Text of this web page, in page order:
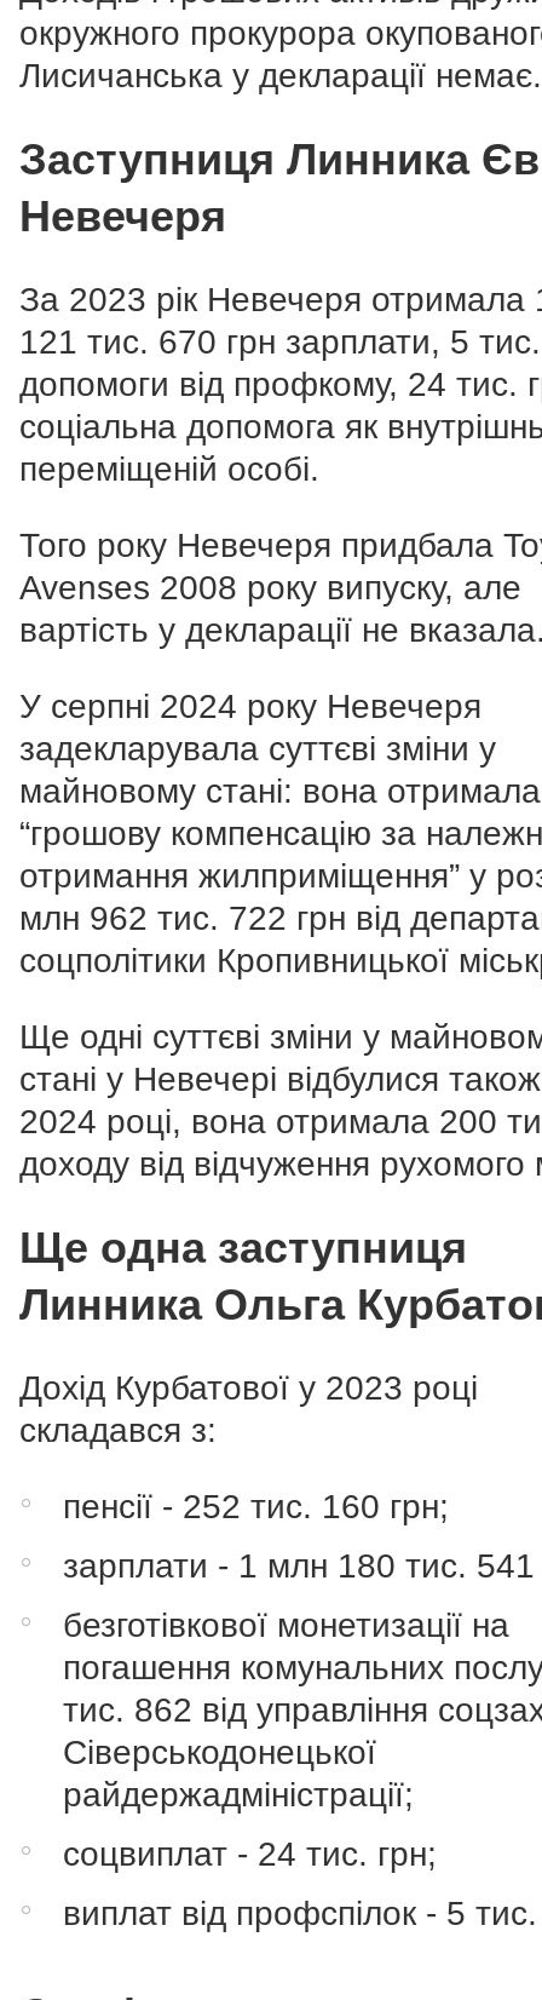
окружного прокурора
Лисичанська у декларації немає.
Заступниця Линника
Невечеря
За 2023 рік Невечеря отримала
121 тис. 670 грн зарплати, 5
допомоги від профкому, 24 тис.
соціальна допомога як
переміщеній особі.
Того року Невечеря придбала
Avenses 2008 року випуску, але
вартість у декларації не
У серпні 2024 року Невечеря
задекларувала суттєві зміни у
майновому стані: вона отримала
“грошову компенсацію за
отримання жилприміщення” у
млн 962 тис. 722 грн від
соцполітики Кропивницької
Ще одні суттєві зміни у
стані у Невечері відбулися
2024 році, вона отримала 200
доходу від відчуження
Ще одна заступниця
Линника Ольга
Дохід Курбатової у 2023 році
складався з:
пенсії - 252 тис. 160 грн;
зарплати - 1 млн 180 тис. 541
безготівкової монетизації на
погашення комунальних
тис. 862 від управління
Сіверськодонецької
райдержадміністрації;
соцвиплат - 24 тис. грн;
виплат від профспілок - 5